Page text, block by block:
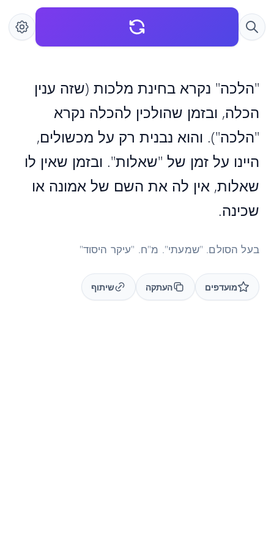
"הלכה" נקרא בחינת מלכות (שזה ענין
הכלה, ובזמן שהולכין להכלה נקרא
"הלכה"). והוא נבנית רק על מכשולים,
היינו על זמן של "שאלות". ובזמן שאין לו
שאלות, אין לה את השם של אמונה או
שכינה.
בעל הסולם. "שמעתי". מ"ח. "עיקר היסוד"
מועדפים העתקה שיתוף